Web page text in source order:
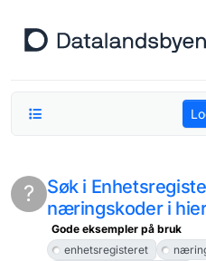
?
Søk i
næringskoder i
Gode eksempler på bruk
enhetsregisteret